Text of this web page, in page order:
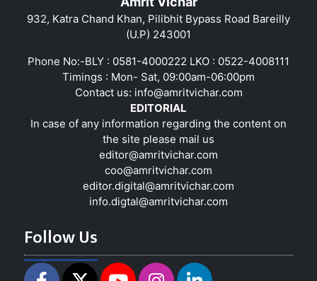
932, Katra Chand Khan, Pilibhit Bypass Road Bareilly
(U.P) 243001
Phone No:-BLY : 0581-4000222 LKO : 0522-4008111
Timings : Mon- Sat, 09:00am-06:00pm
Contact us: info@amritvichar.com
EDITORIAL
In case of any information regarding the content on
the site please mail us
editor@amritvichar.com
coo@amritvichar.com
editor.digital@amritvichar.com
info.digtal@amritvichar.com
Follow Us